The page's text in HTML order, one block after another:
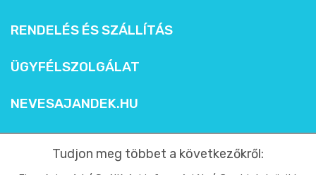
RENDELÉS ÉS SZÁLLÍTÁS
ÜGYFÉLSZOLGÁLAT
NEVESAJANDEK.HU
Tudjon meg többet a következőkről: